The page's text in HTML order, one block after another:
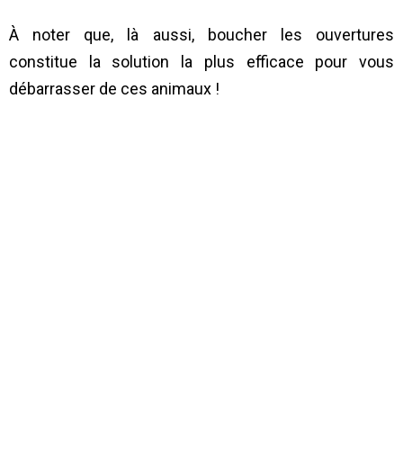
À noter que, là aussi, boucher les ouvertures
constitue la solution la plus efficace pour vous
débarrasser de ces animaux !